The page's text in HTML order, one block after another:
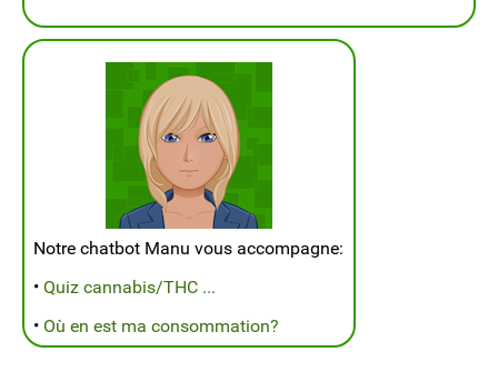
Notre chatbot Manu vous accompagne:
• Quiz cannabis/THC ...
• Où en est ma consommation?